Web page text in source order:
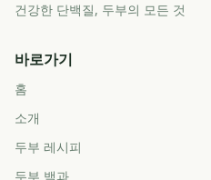
건강한 단백질, 두부의 모든 것
바로가기
홈
소개
두부 레시피
두부 백과